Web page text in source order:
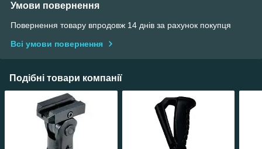
Умови повернення
Повернення товару впродовж 14 днів за рахунок покупця
Всі умови повернення
Подібні товари компанії